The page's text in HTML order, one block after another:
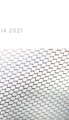
2021